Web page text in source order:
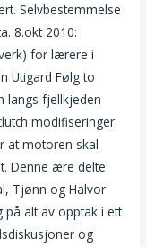
Selvbestemmelse
8.okt 2010:
for lærere i
Utigard Følg to
langs fjellkjeden
modifiseringer
at motoren skal
Denne ære delte
Tjønn og Halvor
på alt av opptak i ett
og